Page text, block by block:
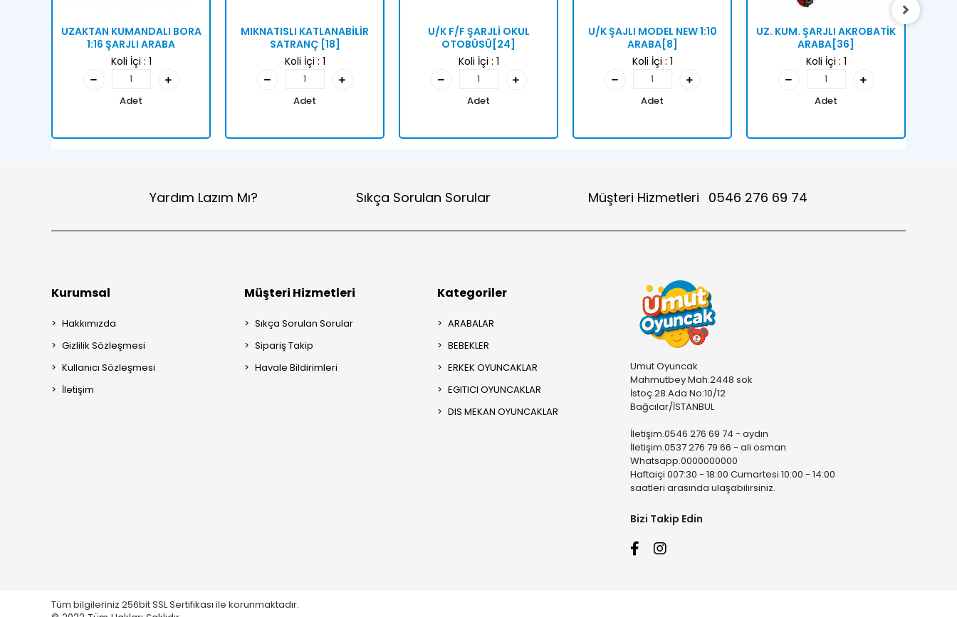
UZAKTAN KUMANDALI BORA
1:16 ŞARJLI ARABA
Koli İçi : 1
Adet
MIKNATISLI KATLANABİLİR
SATRANÇ [18]
Koli İçi : 1
Adet
U/K F/F ŞARJLİ OKUL
OTOBÜSÜ[24]
Koli İçi : 1
Adet
U/K ŞAJLI MODEL NEW 1:10
ARABA[8]
Koli İçi : 1
Adet
UZ. KUM. ŞARJLI AKROBATİK
ARABA[36]
Koli İçi : 1
Adet
Yardım Lazım Mı? Sıkça Sorulan Sorular Müşteri Hizmetleri 0546 276 69 74
Kurumsal
Hakkımızda
Gizlilik Sözleşmesi
Kullanıcı Sözleşmesi
İletişim
Müşteri Hizmetleri
Sıkça Sorulan Sorular
Sipariş Takip
Havale Bildirimleri
Kategoriler
ARABALAR
BEBEKLER
ERKEK OYUNCAKLAR
EGITICI OYUNCAKLAR
DIS MEKAN OYUNCAKLAR
Umut Oyuncak
Mahmutbey Mah.2448 sok
İstoç 28.Ada No:10/12
Bağcılar/İSTANBUL
İletişim.0546 276 69 74 - aydın
İletişim.0537 276 79 66 - ali osman
Whatsapp.0000000000
Haftaiçi 007:30 - 18:00 Cumartesi 10:00 - 14:00
saatleri arasında ulaşabilirsiniz.
Bizi Takip Edin
Tüm bilgileriniz 256bit SSL Sertifikası ile korunmaktadır.